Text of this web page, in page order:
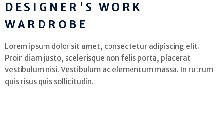
DESIGNER'S WORK
WARDROBE
Lorem ipsum dolor sit amet, consectetur adipiscing elit.
Proin diam justo, scelerisque non felis porta, placerat
vestibulum nisi. Vestibulum ac elementum massa. In rutrum
quis risus quis sollicitudin.